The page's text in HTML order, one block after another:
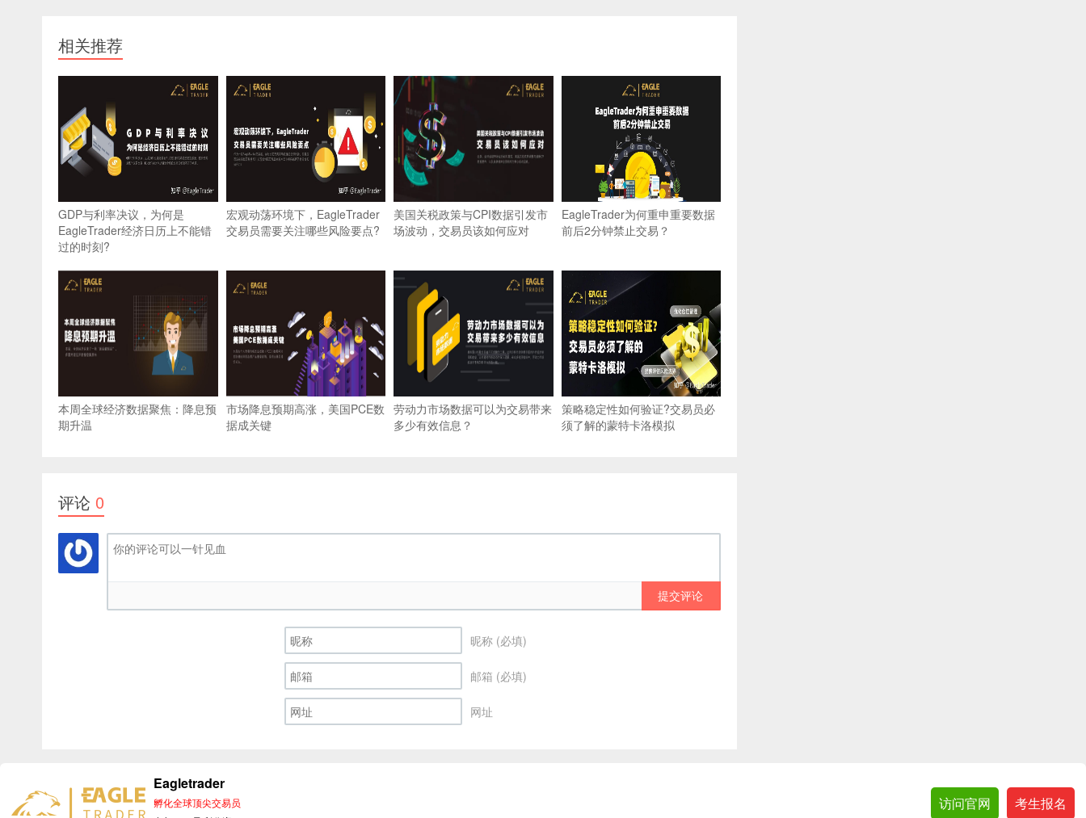
相关推荐
GDP与利率决议，为何是
EagleTrader经济日历上不能错
过的时刻?
宏观动荡环境下，EagleTrader
交易员需要关注哪些风险要点?
美国关税政策与CPI数据引发市
场波动，交易员该如何应对
EagleTrader为何重申重要数据
前后2分钟禁止交易？
本周全球经济数据聚焦：降息预
期升温
市场降息预期高涨，美国PCE数
据成关键
劳动力市场数据可以为交易带来
多少有效信息？
策略稳定性如何验证?交易员必
须了解的蒙特卡洛模拟
评论 0
提交评论
昵称 (必填)
邮箱 (必填)
网址
Eagletrader
孵化全球顶尖交易员
访问官网 考生报名